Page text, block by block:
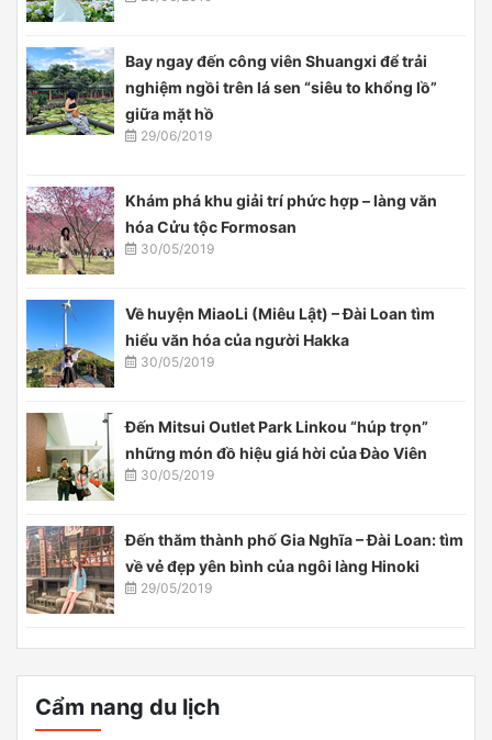
Cẩm nang du lịch
Bay ngay đến công viên Shuangxi để trải
nghiệm ngồi trên lá sen “siêu to khổng lồ”
giữa mặt hồ
29/06/2019
Khám phá khu giải trí phức hợp – làng văn
hóa Cửu tộc Formosan
30/05/2019
Về huyện MiaoLi (Miêu Lật) – Đài Loan tìm
hiểu văn hóa của người Hakka
30/05/2019
Đến Mitsui Outlet Park Linkou “húp trọn”
những món đồ hiệu giá hời của Đào Viên
30/05/2019
Đến thăm thành phố Gia Nghĩa – Đài Loan: tìm
về vẻ đẹp yên bình của ngôi làng Hinoki
29/05/2019